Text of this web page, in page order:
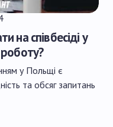
на співбесіді у
у Польщі є
та обсяг запитань